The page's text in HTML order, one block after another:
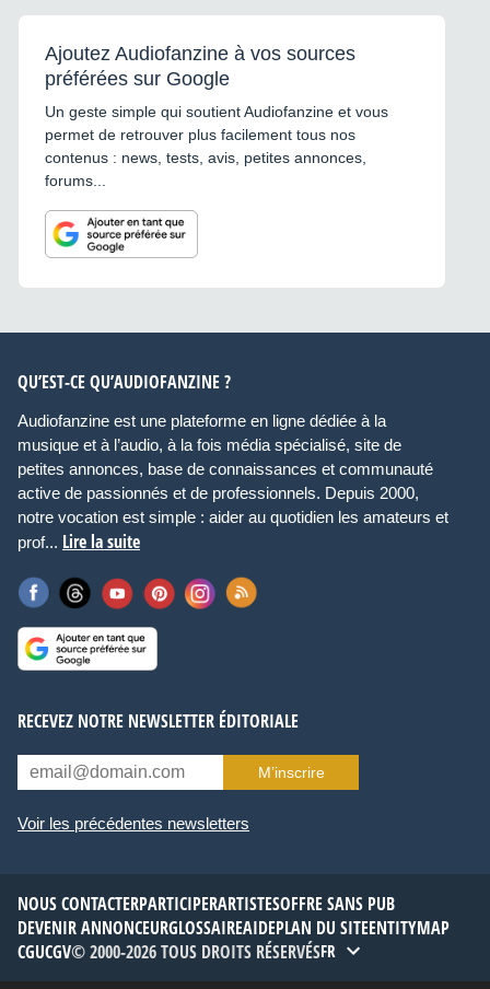
Ajoutez Audiofanzine à vos sources
préférées sur Google
Un geste simple qui soutient Audiofanzine et vous
permet de retrouver plus facilement tous nos
contenus : news, tests, avis, petites annonces,
forums...
QU’EST-CE QU’AUDIOFANZINE ?
Audiofanzine est une plateforme en ligne dédiée à la
musique et à l’audio, à la fois média spécialisé, site de
petites annonces, base de connaissances et communauté
active de passionnés et de professionnels. Depuis 2000,
notre vocation est simple : aider au quotidien les amateurs et
prof... Lire la suite
RECEVEZ NOTRE NEWSLETTER ÉDITORIALE
M’inscrire
Voir les précédentes newsletters
NOUS CONTACTERPARTICIPERARTISTESOFFRE SANS PUB
DEVENIR ANNONCEURGLOSSAIREAIDEPLAN DU SITEENTITYMAP
CGUCGV© 2000-2026 TOUS DROITS RÉSERVÉSFR